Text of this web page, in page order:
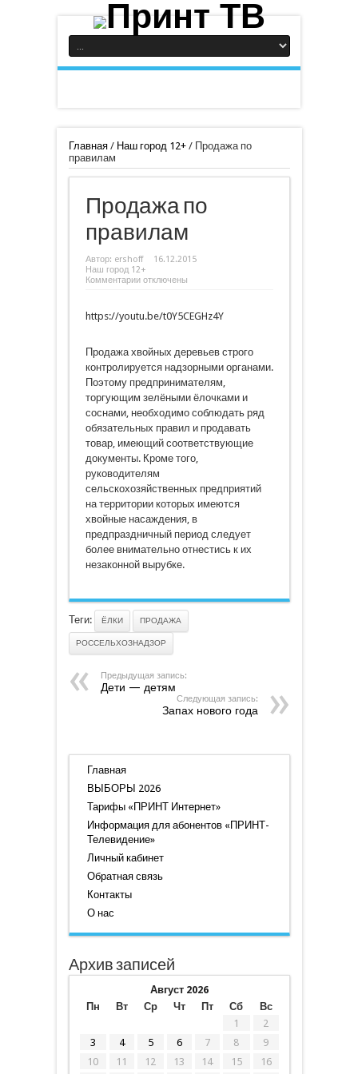
Главная/ Наш город 12+/ Продажа по
правилам
Продажа по
правилам
Автор: ershoff
16.12.2015
Наш город 12+
Комментариик
по
правилам
отключены
https://youtu.be/t0Y5CEGHz4Y
Продажа хвойных деревьев строго
контролируется надзорными органами.
Поэтому предпринимателям,
торгующим зелёными ёлочками и
соснами, необходимо соблюдать ряд
обязательных правил и продавать
товар, имеющий соответствующие
документы. Кроме того,
руководителям
сельскохозяйственных предприятий
на территории которых имеются
хвойные насаждения, в
предпраздничный период следует
более внимательно отнестись к их
незаконной вырубке.
Теги: ЁЛКИ ПРОДАЖА
РОССЕЛЬХОЗНАДЗОР
Предыдущая запись:
Дети — детям
Следующая запись:
Запах нового года
Главная
ВЫБОРЫ 2026
Тарифы «ПРИНТ Интернет»
Информация для абонентов «ПРИНТ-
Телевидение»
Личный кабинет
Обратная связь
Контакты
О нас
Архив записей
Август 2026
Пн
Вт Ср Чт Пт Сб
Вс
1
2
3
4 5 6 7 8
9
10
11 12 13 14 15 16